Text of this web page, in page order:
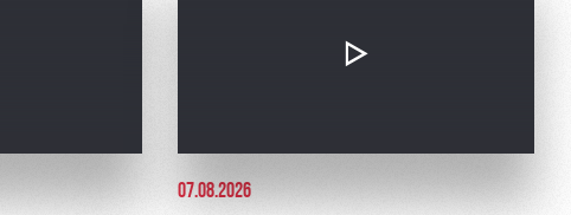
07.08.2026